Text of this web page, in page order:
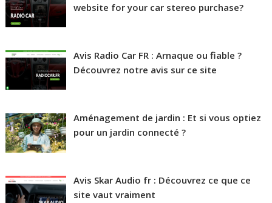
website for your car stereo purchase?
Avis Radio Car FR : Arnaque ou fiable ?
Découvrez notre avis sur ce site
Aménagement de jardin : Et si vous optiez
pour un jardin connecté ?
Avis Skar Audio fr : Découvrez ce que ce
site vaut vraiment